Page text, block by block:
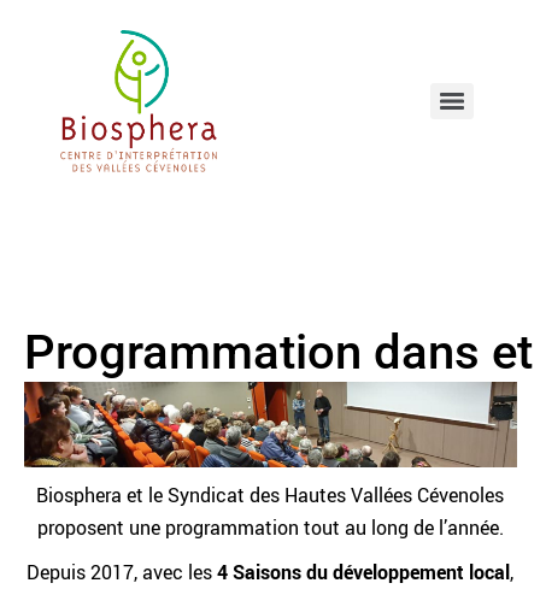
Programmation dans
Biosphera et le Syndicat des Hautes Vallées Cévenoles
proposent une programmation tout au long de l’année.
Depuis 2017, avec les4 Saisons du développement local,